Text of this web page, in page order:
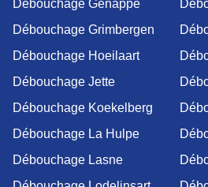
Débouchage Genappe
Débouchage Grimbergen
Débouchage Hoeilaart
Débouchage Jette
Débouchage Koekelberg
Débouchage La Hulpe
Débouchage Lasne